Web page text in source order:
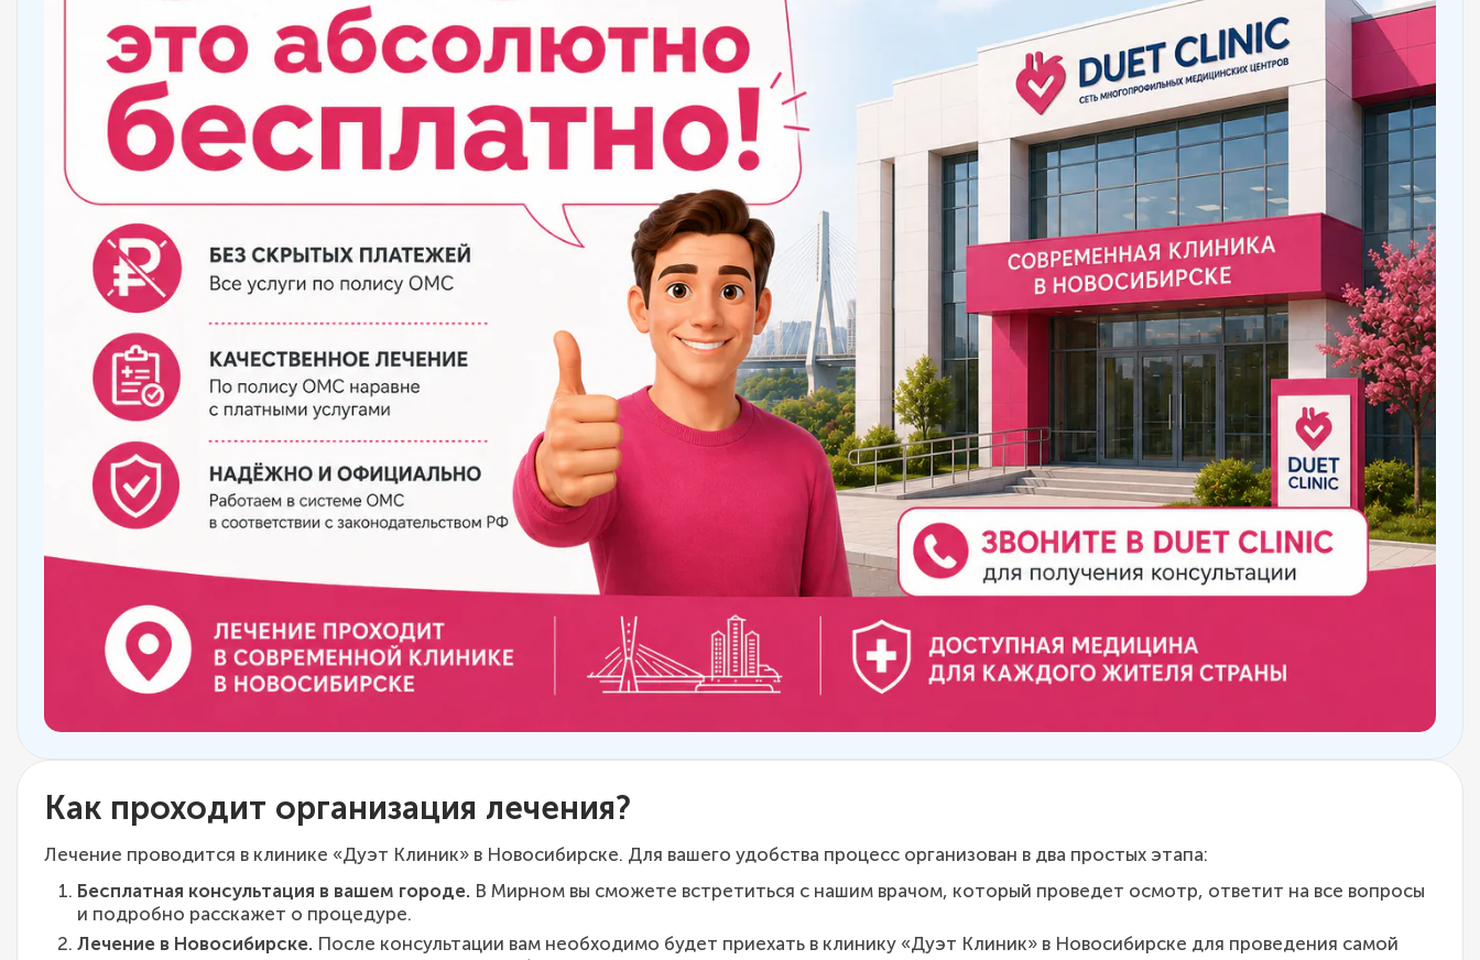
Как проходит организация лечения?
Лечение проводится в клинике «Дуэт Клиник» в Новосибирске. Для вашего удобства процесс организован в два простых этапа:
Бесплатная консультация в вашем городе. В Мирном вы сможете встретиться с нашим врачом, который проведет осмотр, ответит на все вопросы
и подробно расскажет о процедуре.
Лечение в Новосибирске. После консультации вам необходимо будет приехать в клинику «Дуэт Клиник» в Новосибирске для проведения самой